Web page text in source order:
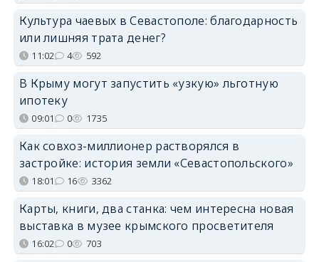
Культура чаевых в Севастополе: благодарность
или лишняя трата денег?
11:02 4 592
В Крыму могут запустить «узкую» льготную
ипотеку
09:01 0 1735
Как совхоз-миллионер растворялся в
застройке: история земли «Севастопольского»
18:01 16 3362
Карты, книги, два станка: чем интересна новая
выставка в музее крымского просветителя
16:02 0 703